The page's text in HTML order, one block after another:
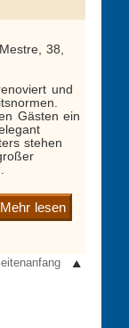
38,
und
Gästen ein
stehen
Mehr lesen